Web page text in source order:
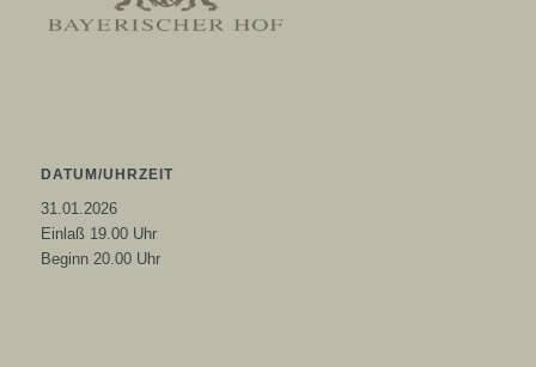
DATUM/UHRZEIT
31.01.2026
Einlaß 19.00 Uhr
Beginn 20.00 Uhr